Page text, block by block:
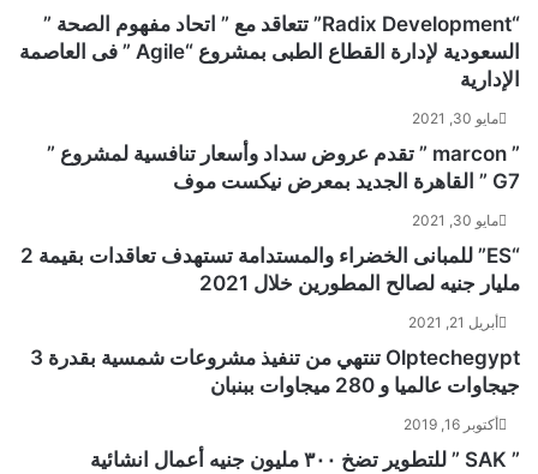
“Radix Development” تتعاقد مع ” اتحاد مفهوم الصحة ”
السعودية لإدارة القطاع الطبى بمشروع “Agile ” فى العاصمة
الإدارية
مايو 30, 2021
” marcon ” تقدم عروض سداد وأسعار تنافسية لمشروع ”
G7 ” القاهرة الجديد بمعرض نيكست موف
مايو 30, 2021
“ES” للمبانى الخضراء والمستدامة تستهدف تعاقدات بقيمة 2
مليار جنيه لصالح المطورين خلال 2021
أبريل 21, 2021
Olptechegypt تنتهي من تنفيذ مشروعات شمسية بقدرة 3
جيجاوات عالميا و 280 ميجاوات ببنبان
أكتوبر 16, 2019
” SAK ” للتطوير تضخ ٣٠٠ مليون جنيه أعمال انشائية